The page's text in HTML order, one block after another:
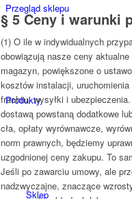
Przegląd sklepu
Produkty
Sklep
§ 5 Ceny i warunki
(1) O ile w indywidualnych
obowiązują nasze ceny
magazyn, powiększone o
kosztów instalacji,
frachtu, wysyłki i
dostawą powstaną dodatkowe
cła, opłaty wyrównawcze,
norm prawnych, będziemy
uzgodnionej ceny zakupu. To
Jeśli po zawarciu umowy, ale
nadzwyczajne, znaczące